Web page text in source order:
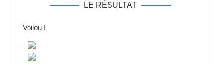
LE RÉSULTAT
Voilou !